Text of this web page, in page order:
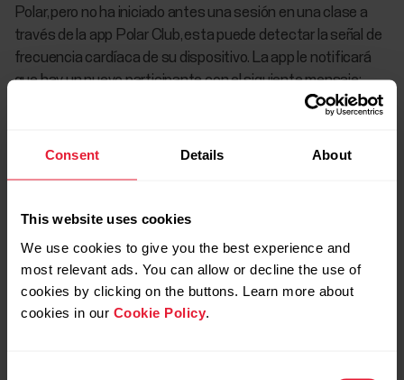
Consent Details About
This website uses cookies
We use cookies to give you the best experience and
most relevant ads. You can allow or decline the use of
cookies by clicking on the buttons. Learn more about
cookies in our Cookie Policy
Polar, pero no ha iniciado antes una sesión en una clase a
través de la app Polar Club, esta puede detectar la señal de
frecuencia cardíaca de su dispositivo. La app le notificará
que hay un nuevo participante con el siguiente mensaje:
¡Participante nuevo! Invita al participante a que se
Toca la tarjeta del nuevo participante para abrir una vista en